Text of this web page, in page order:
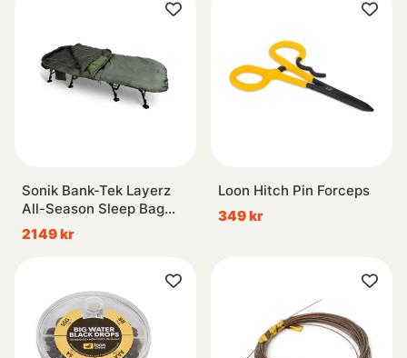
Sonik Bank-Tek Layerz
All-Season Sleep Bag
Wide
2149 kr
Loon Hitch Pin Forceps
349 kr